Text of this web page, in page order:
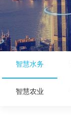
智慧水务
智慧农业